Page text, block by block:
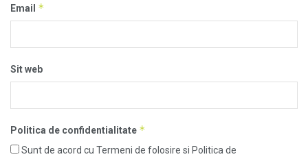
Email *
Sit web
Politica de confidentialitate *
Sunt de acord cu Termeni de folosire si Politica de